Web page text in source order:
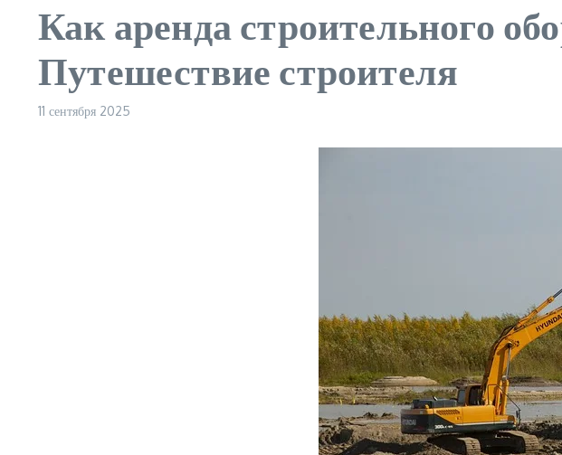
Как аренда строительного
Путешествие строителя
11 сентября 2025